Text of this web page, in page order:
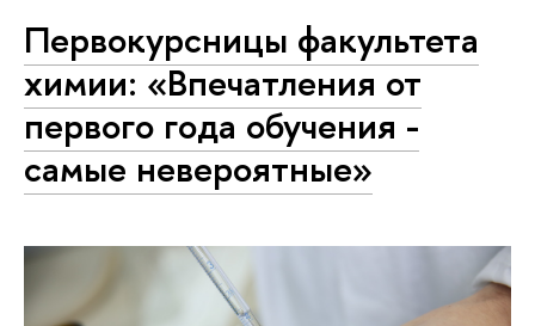
Первокурсницы факультета
химии: «Впечатления от
первого года обучения -
самые невероятные»